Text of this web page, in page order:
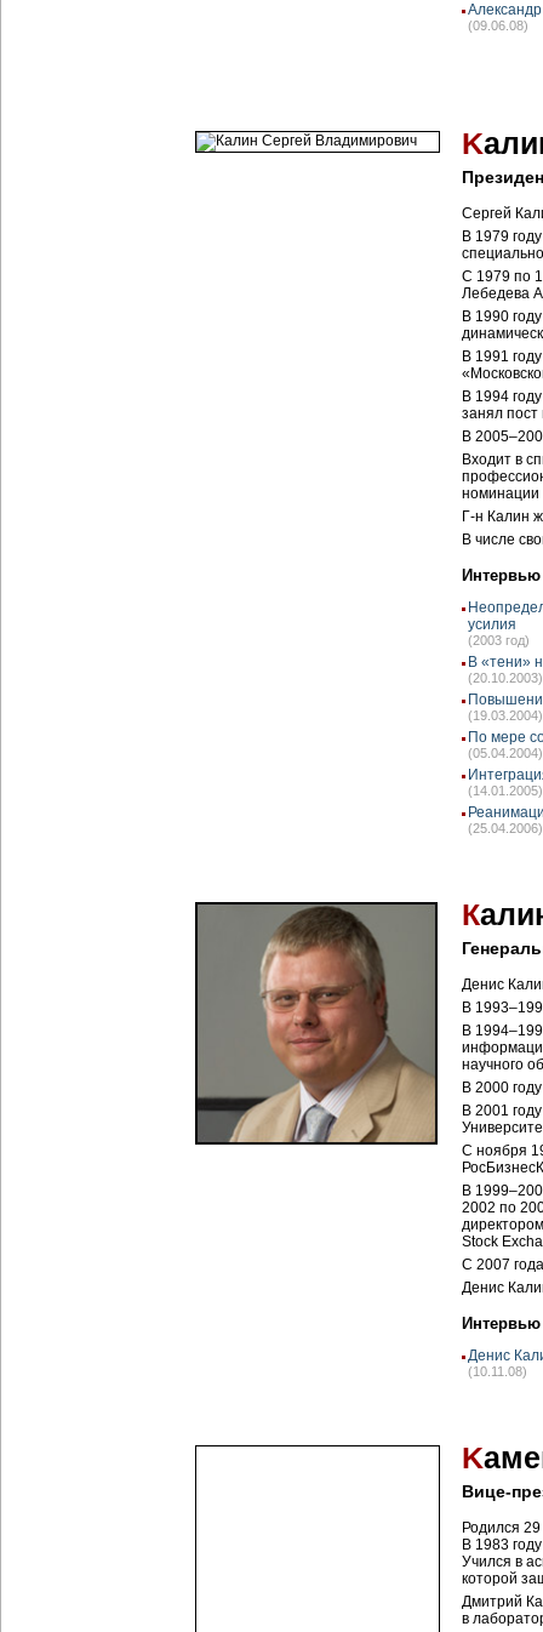
(09.06.08)
K
Сергей
В 1979
С 1979 по
Лебедева
В 1990
В 1991
В 1994
занял пост
В
Входит в
номинации
Г-н Калин
В числе
Интервью
усилия
(2003 год)
В «тени»
(20.10.2003)
(19.03.2004)
По мере
(05.04.2004)
(14.01.2005)
(25.04.2006)
К
Денис
В
В
научного
В 2000
В 2001
С ноября
В
2002 по
Stock
C 2007
Денис
Интервью
Денис
(10.11.08)
K
Вице-
Родился
В 1983
Учился в
которой
Дмитрий
в